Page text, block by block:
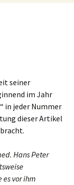
seiner
im Jahr
in jeder Nummer
dieser Artikel
Hans Peter
vor ihm